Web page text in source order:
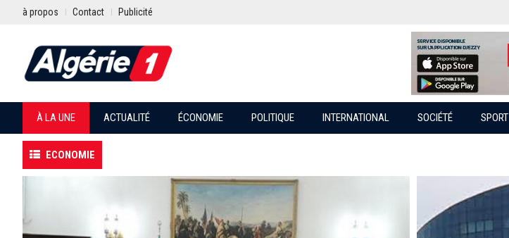
à propos Contact Publicité
À LA UNE ACTUALITÉ ÉCONOMIE POLITIQUE INTERNATIONAL SOCIÉTÉ SPORT
ECONOMIE